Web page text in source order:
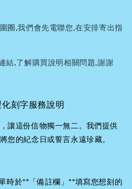
圈,我們會先電聯您,在安排寄出指
結,了解購買說明相關問題,謝謝
化刻字服務說明
讓這份信物獨一無二。我們提供
您的紀念日或誓言永遠珍藏。
時於**「備註欄」**填寫您想刻的